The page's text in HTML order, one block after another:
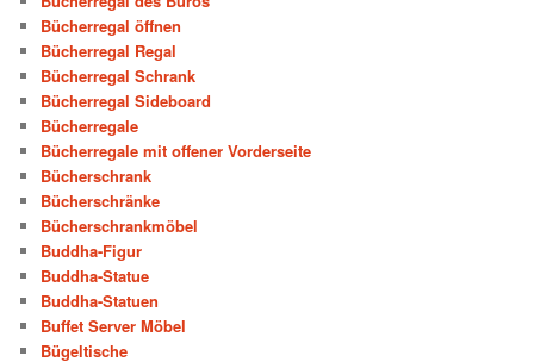
Bücherregal öffnen
Bücherregal Regal
Bücherregal Schrank
Bücherregal Sideboard
Bücherregale
Bücherregale mit offener Vorderseite
Bücherschrank
Bücherschränke
Bücherschrankmöbel
Buddha-Figur
Buddha-Statue
Buddha-Statuen
Buffet Server Möbel
Bügeltische